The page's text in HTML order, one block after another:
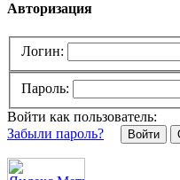
Авторизация
Логин:
Пароль:
Войти как пользователь:
Забыли пароль?